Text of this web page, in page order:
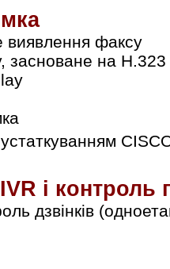
виявлення факсу
засноване на
і контроль
дзвінків